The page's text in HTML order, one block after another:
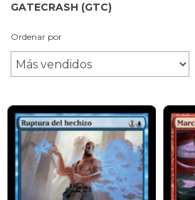
GATECRASH (GTC)
Ordenar por